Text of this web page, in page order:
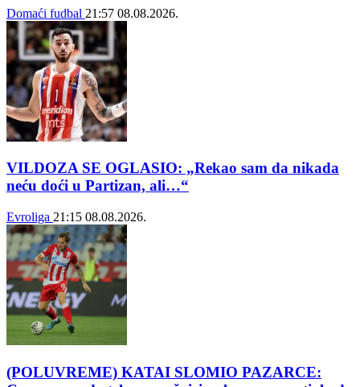
Domaći fudbal 21:57 08.08.2026.
VILDOZA SE OGLASIO: „Rekao sam da nikada
neću doći u Partizan, ali…“
Evroliga 21:15 08.08.2026.
(POLUVREME) KATAI SLOMIO PAZARCE: